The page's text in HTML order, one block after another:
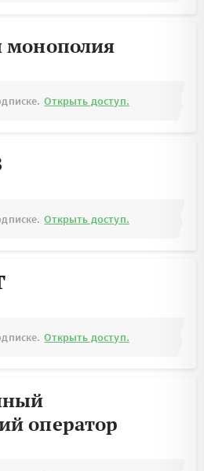
монополия
Открыть доступ.
Открыть доступ.
Открыть доступ.
оператор